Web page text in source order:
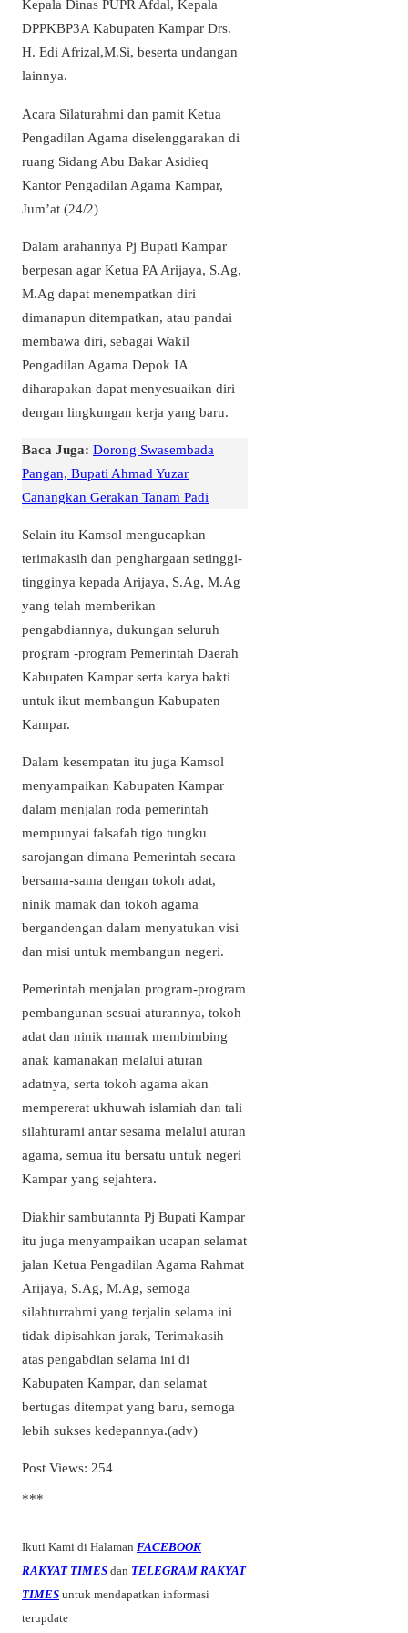
Kepala Dinas PUPR Afdal, Kepala
DPPKBP3A Kabupaten Kampar Drs.
H. Edi Afrizal,M.Si, beserta undangan
lainnya.
Acara Silaturahmi dan pamit Ketua
Pengadilan Agama diselenggarakan di
ruang Sidang Abu Bakar Asidieq
Kantor Pengadilan Agama Kampar,
Jum’at (24/2)
Dalam arahannya Pj Bupati Kampar
berpesan agar Ketua PA Arijaya, S.Ag,
M.Ag dapat menempatkan diri
dimanapun ditempatkan, atau pandai
membawa diri, sebagai Wakil
Pengadilan Agama Depok IA
diharapakan dapat menyesuaikan diri
dengan lingkungan kerja yang baru.
Baca Juga: Dorong Swasembada
Pangan, Bupati Ahmad Yuzar
Canangkan Gerakan Tanam Padi
Selain itu Kamsol mengucapkan
terimakasih dan penghargaan setinggi-
tingginya kepada Arijaya, S.Ag, M.Ag
yang telah memberikan
pengabdiannya, dukungan seluruh
program -program Pemerintah Daerah
Kabupaten Kampar serta karya bakti
untuk ikut membangun Kabupaten
Kampar.
Dalam kesempatan itu juga Kamsol
menyampaikan Kabupaten Kampar
dalam menjalan roda pemerintah
mempunyai falsafah tigo tungku
sarojangan dimana Pemerintah secara
bersama-sama dengan tokoh adat,
ninik mamak dan tokoh agama
bergandengan dalam menyatukan visi
dan misi untuk membangun negeri.
Pemerintah menjalan program-program
pembangunan sesuai aturannya, tokoh
adat dan ninik mamak membimbing
anak kamanakan melalui aturan
adatnya, serta tokoh agama akan
mempererat ukhuwah islamiah dan tali
silahturami antar sesama melalui aturan
agama, semua itu bersatu untuk negeri
Kampar yang sejahtera.
Diakhir sambutannta Pj Bupati Kampar
itu juga menyampaikan ucapan selamat
jalan Ketua Pengadilan Agama Rahmat
Arijaya, S.Ag, M.Ag, semoga
silahturrahmi yang terjalin selama ini
tidak dipisahkan jarak, Terimakasih
atas pengabdian selama ini di
Kabupaten Kampar, dan selamat
bertugas ditempat yang baru, semoga
lebih sukses kedepannya.(adv)
Post Views: 254
***
Ikuti Kami di Halaman FACEBOOK
RAKYAT TIMES dan TELEGRAM RAKYAT
TIMES untuk mendapatkan informasi
terupdate